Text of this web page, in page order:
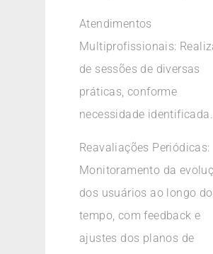
Atendimentos
Multiprofissionais:
de sessões de diversas
práticas, conforme
necessidade identificada.
Reavaliações Periódicas:
Monitoramento da
dos usuários ao longo do
tempo, com feedback e
ajustes dos planos de